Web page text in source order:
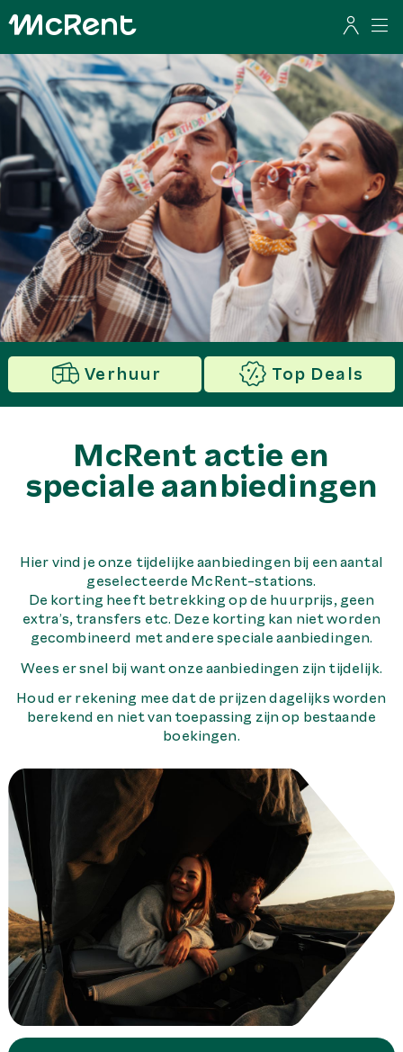
Verhuur Top Deals
McRent actie en
speciale aanbiedingen
Hier vind je onze tijdelijke aanbiedingen bij een aantal
geselecteerde McRent-stations.
De korting heeft betrekking op de huurprijs, geen
extra’s, transfers etc. Deze korting kan niet worden
gecombineerd met andere speciale aanbiedingen.
Wees er snel bij want onze aanbiedingen zijn tijdelijk.
Houd er rekening mee dat de prijzen dagelijks worden
berekend en niet van toepassing zijn op bestaande
boekingen.